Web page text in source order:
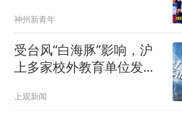
神州新青年
受台风“白海豚”影响，沪
上多家校外教育单位发布
上观新闻